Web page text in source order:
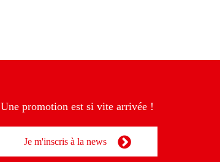
Une promotion est si vite arrivée !
Je m'inscris à la news